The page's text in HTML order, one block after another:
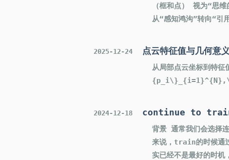
（框和点） 视为“思
从“感知鸿沟”转向“引
2025-12-24 点云特征值与几何意义
从局部点云坐标到特
2024-12-18 continue to
背景 通常我们会选择
来说，train的时候
实已经不是最好的时机